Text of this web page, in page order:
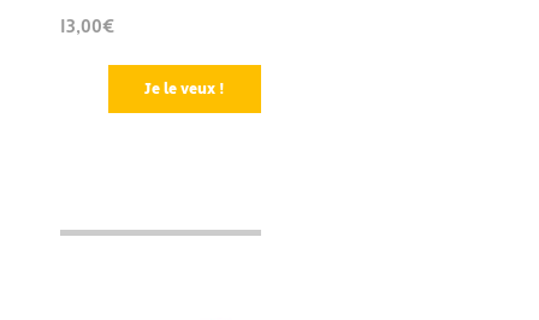
13,00€
Je le veux !